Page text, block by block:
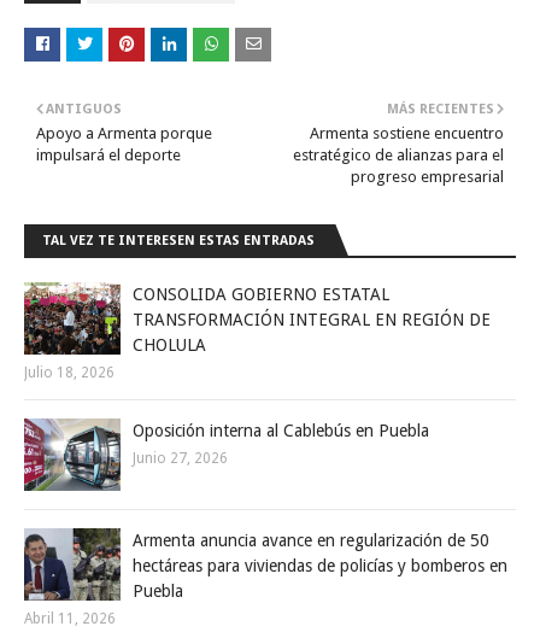
MÁS RECIENTES
Armenta sostiene encuentro
estratégico de alianzas para el
progreso empresarial
ANTIGUOS
Apoyo a Armenta porque
impulsará el deporte
TAL VEZ TE INTERESEN ESTAS ENTRADAS
CONSOLIDA GOBIERNO ESTATAL
TRANSFORMACIÓN INTEGRAL EN REGIÓN DE
CHOLULA
Julio 18, 2026
Oposición interna al Cablebús en Puebla
Junio 27, 2026
Armenta anuncia avance en regularización de 50
hectáreas para viviendas de policías y bomberos en
Puebla
Abril 11, 2026